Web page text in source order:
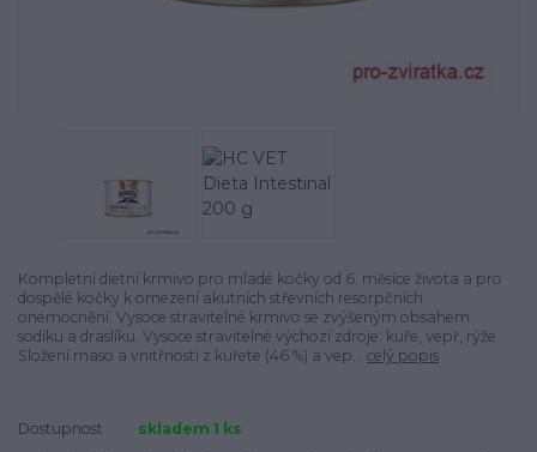
Kompletní dietní krmivo pro mladé kočky od 6. měsíce života a pro
dospělé kočky k omezení akutních střevních resorpčních
onemocnění. Vysoce stravitelné krmivo se zvýšeným obsahem
sodíku a draslíku. Vysoce stravitelné výchozí zdroje: kuře, vepř, rýže.
Složení maso a vnitřnosti z kuřete (46 %) a vep... celý popis
Dostupnost
skladem 1 ks